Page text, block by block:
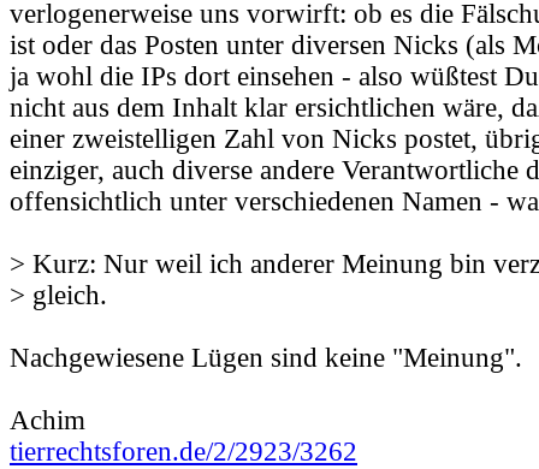
verlogenerweise uns vorwirft: ob es die
ist oder das Posten unter diversen Nicks (als
ja wohl die IPs dort einsehen - also wüßtest
nicht aus dem Inhalt klar ersichtlichen wäre,
einer zweistelligen Zahl von Nicks postet,
einziger, auch diverse andere Verantwortliche
offensichtlich unter verschiedenen Namen -
> Kurz: Nur weil ich anderer Meinung bin
> gleich.
Nachgewiesene Lügen sind keine "Meinung".
Achim
tierrechtsforen.de/2/2923/3262